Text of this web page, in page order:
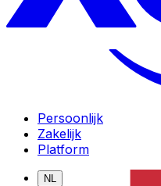
Persoonlijk
Zakelijk
Platform
NL